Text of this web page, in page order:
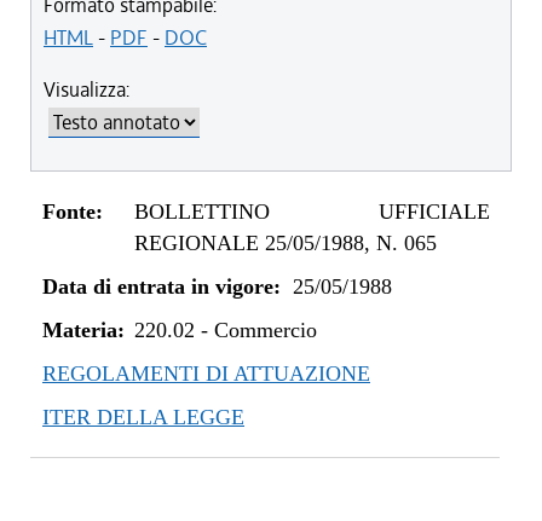
HTML- PDF - DOC
Visualizza:
Fonte:
BOLLETTINO UFFICIALE
REGIONALE 25/05/1988, N. 065
Data di entrata in vigore: 25/05/1988
Materia: 220.02 - Commercio
REGOLAMENTI DI ATTUAZIONE
ITER DELLA LEGGE